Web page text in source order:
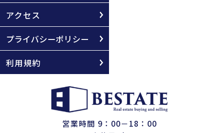
アクセス
プライバシーポリシー
利用規約
営業時間 9：00－18：00